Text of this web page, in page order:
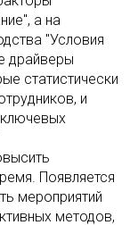
а на
"Условия
драйверы
статистически
и
Появляется
мероприятий
методов,